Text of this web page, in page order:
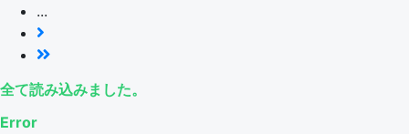
...
全て読み込みました。
Error